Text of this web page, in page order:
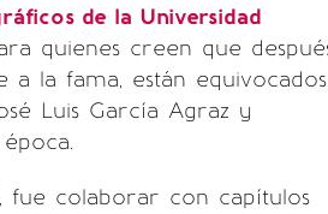
de la Universidad
quienes creen que
la fama, están equivocados.
Luis García Agraz y
fue colaborar con capítulos